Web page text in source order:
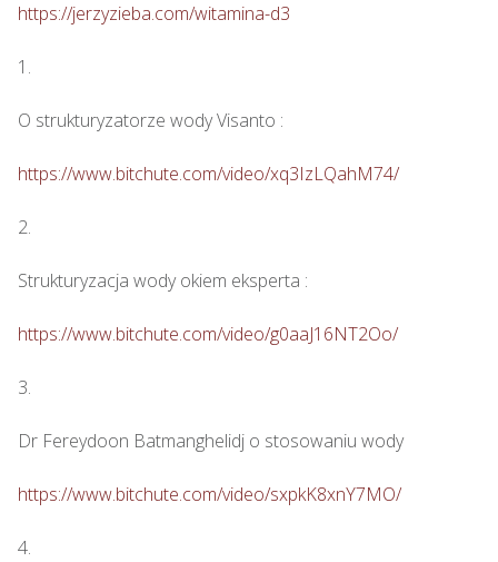
https://jerzyzieba.com/witamina-d3
1.
O strukturyzatorze wody Visanto :
https://www.bitchute.com/video/xq3IzLQahM74/
2.
Strukturyzacja wody okiem eksperta :
https://www.bitchute.com/video/g0aaJ16NT2Oo/
3.
Dr Fereydoon Batmanghelidj o stosowaniu wody
https://www.bitchute.com/video/sxpkK8xnY7MO/
4.